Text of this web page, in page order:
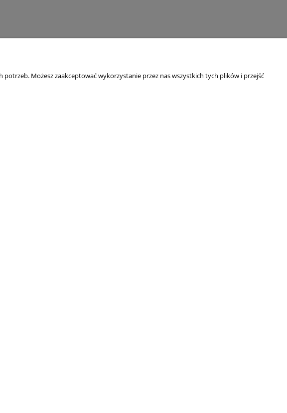
Możesz zaakceptować wykorzystanie przez nas wszystkich tych plików i przejść